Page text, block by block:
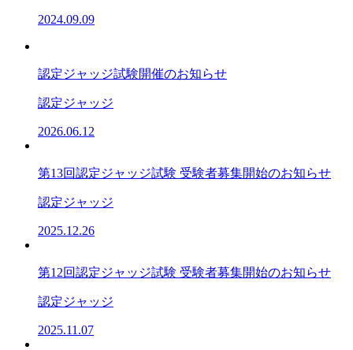
2024.09.09
認定ジャッジ試験開催のお知らせ
認定ジャッジ
2026.06.12
第13回認定ジャッジ試験 受験者募集開始のお知らせ
認定ジャッジ
2025.12.26
第12回認定ジャッジ試験 受験者募集開始のお知らせ
認定ジャッジ
2025.11.07